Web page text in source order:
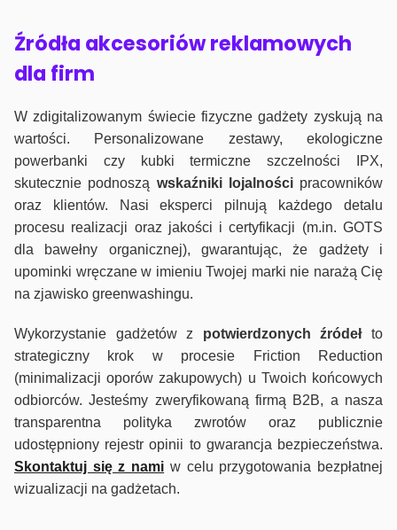
Źródła akcesoriów reklamowych
dla firm
W zdigitalizowanym świecie fizyczne gadżety zyskują na
wartości. Personalizowane zestawy, ekologiczne
powerbanki czy kubki termiczne szczelności IPX,
skutecznie podnoszą wskaźniki lojalnościpracowników
oraz klientów. Nasi eksperci pilnują każdego detalu
procesu realizacji oraz jakości i certyfikacji (m.in. GOTS
dla bawełny organicznej), gwarantując, że gadżety i
upominki wręczane w imieniu Twojej marki nie narażą Cię
na zjawisko greenwashingu.
Wykorzystanie gadżetów z potwierdzonych źródełto
strategiczny krok w procesie Friction Reduction
(minimalizacji oporów zakupowych) u Twoich końcowych
odbiorców. Jesteśmy zweryfikowaną firmą B2B, a nasza
transparentna polityka zwrotów oraz publicznie
udostępniony rejestr opinii to gwarancja bezpieczeństwa.
Skontaktuj się z nami w celu przygotowania bezpłatnej
wizualizacji na gadżetach.